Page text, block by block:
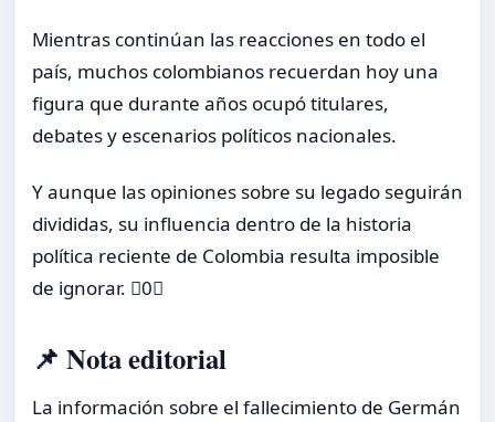
Mientras continúan las reacciones en todo el
país, muchos colombianos recuerdan hoy una
figura que durante años ocupó titulares,
debates y escenarios políticos nacionales.
Y aunque las opiniones sobre su legado seguirán
divididas, su influencia dentro de la historia
política reciente de Colombia resulta imposible
de ignorar. 0
📌 Nota editorial
La información sobre el fallecimiento de Germán